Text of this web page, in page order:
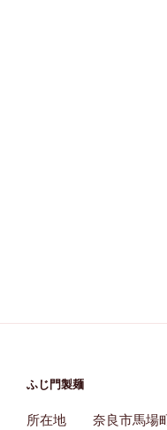
ふじ門製麺
所在地 奈良市馬場